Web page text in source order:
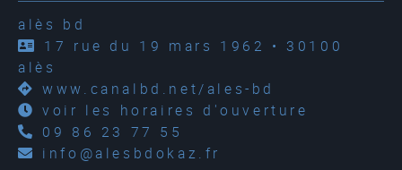
alès bd
17 rue du 19 mars 1962 • 30100
alès
www.canalbd.net/ales-bd
voir les horaires d'ouverture
09 86 23 77 55
info@alesbdokaz.fr